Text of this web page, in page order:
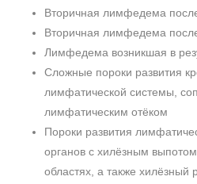
Вторичная лимфедема
Вторичная лимфедема
Лимфедема возникшая в
Сложные пороки развития
лимфатической системы,
лимфатическим отёком
Пороки развития
органов с хилёзным
областях, а также хилёзный